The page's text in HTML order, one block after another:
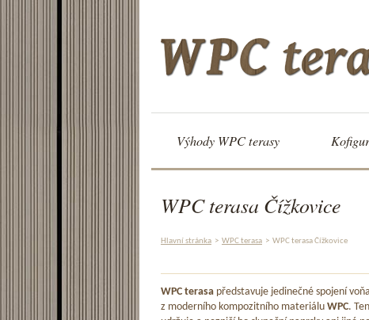
Výhody WPC terasy
WPC terasa Čížkovice
Hlavní stránka > WPC terasa > WPC terasa Čížkovice
WPC terasa představuje jedinečné spojení
z moderního kompozitního materiálu WPC.